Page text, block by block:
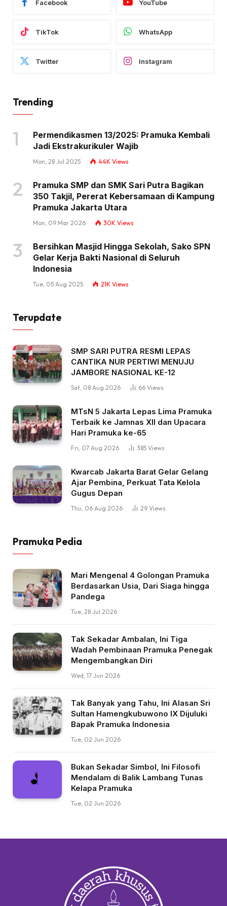
Facebook YouTube
TikTok WhatsApp
Twitter Instagram
Trending
Permendikasmen 13/2025: Pramuka Kembali
Jadi Ekstrakurikuler Wajib
Mon, 28 Jul 2025 44K Views
Pramuka SMP dan SMK Sari Putra Bagikan
350 Takjil, Pererat Kebersamaan di Kampung
Pramuka Jakarta Utara
Mon, 09 Mar 2026 30K Views
Bersihkan Masjid Hingga Sekolah, Sako SPN
Gelar Kerja Bakti Nasional di Seluruh
Indonesia
Tue, 05 Aug 2025 21K Views
Terupdate
SMP SARI PUTRA RESMI LEPAS
CANTIKA NUR PERTIWI MENUJU
JAMBORE NASIONAL KE-12
Sat, 08 Aug 2026 66 Views
MTsN 5 Jakarta Lepas Lima Pramuka
Terbaik ke Jamnas XII dan Upacara
Hari Pramuka ke-65
Fri, 07 Aug 2026 385 Views
Kwarcab Jakarta Barat Gelar Gelang
Ajar Pembina, Perkuat Tata Kelola
Gugus Depan
Thu, 06 Aug 2026 29 Views
Pramuka Pedia
Mari Mengenal 4 Golongan Pramuka
Berdasarkan Usia, Dari Siaga hingga
Pandega
Tue, 28 Jul 2026
Tak Sekadar Ambalan, Ini Tiga
Wadah Pembinaan Pramuka Penegak
Mengembangkan Diri
Wed, 17 Jun 2026
Tak Banyak yang Tahu, Ini Alasan Sri
Sultan Hamengkubuwono IX Dijuluki
Bapak Pramuka Indonesia
Tue, 02 Jun 2026
Bukan Sekadar Simbol, Ini Filosofi
Mendalam di Balik Lambang Tunas
Kelapa Pramuka
Tue, 02 Jun 2026